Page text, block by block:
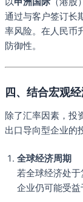
通过与客户签订长
率风险。在人民币
防御性。
四、结合宏观
除了汇率因素，投
出口导向型企业的
全球经济周期
若全球经济处
企业仍可能受益